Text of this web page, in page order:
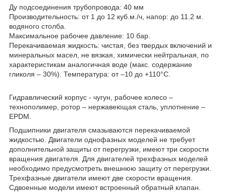
Ду подсоединения трубопровода: 40 мм
Производительность: от 1 до 12 куб.м./ч, напор: до 11.2 м.
водяного столба.
Максимальное рабочее давление: 10 бар.
Перекачиваемая жидкость: чистая, без твердых включений и
минеральных масел, не вязкая, химически нейтральная, по
характеристикам аналогичная воде (макс. содержание
гликоля – 30%). Температура: от –10 до +110°С.
Гидравлический корпус - чугун, рабочее колесо –
технополимер, ротор – нержавеющая сталь, уплотнение –
EPDM.
Подшипники двигателя смазываются перекачиваемой
жидкостью. Двигатели однофазных моделей не требует
дополнительной защиты от перегрузки, имеют три скорости
вращения двигателя. Для двигателей трехфазных моделей
необходимо предусмотреть внешнюю защиту от перегрузки.
Трехфазные двигатели имеют две скорости вращения.
Сдвоенные модели имеют встроенный обратный клапан.